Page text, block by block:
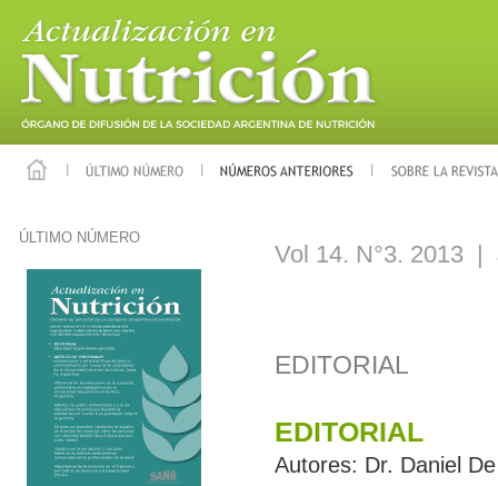
ÚLTIMO NÚMERO
Vol 14. N°3. 2013 |
EDITORIAL
EDITORIAL
Autores: Dr. Daniel